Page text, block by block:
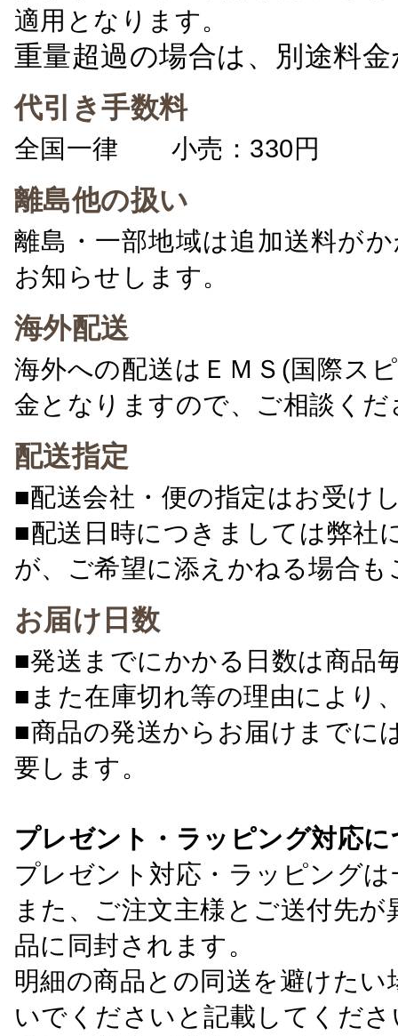
適用となります。
重量超過の場合は、別途料
代引き手数料
全国一律 小売：330円 卸
離島他の扱い
離島・一部地域は追加送料が
お知らせします。
海外配送
海外への配送はＥＭＳ(国際ス
金となりますので、ご相談くだ
配送指定
■配送会社・便の指定はお受け
■配送日時につきましては弊社
が、ご希望に添えかねる場合
お届け日数
■発送までにかかる日数は商品
■また在庫切れ等の理由により
■商品の発送からお届けまでに
要します。
プレゼント・ラッピング対応
プレゼント対応・ラッピング
また、ご注文主様とご送付先
品に同封されます。
明細の商品との同送を避けた
いでくださいと記載してくださ